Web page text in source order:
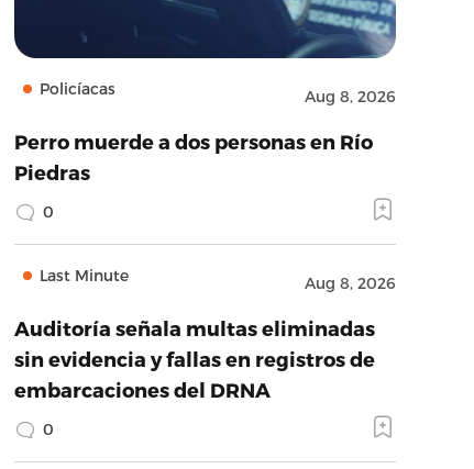
Policíacas Aug 8, 2026
Perro muerde a dos personas en Río
Piedras
0
Last Minute Aug 8, 2026
Auditoría señala multas eliminadas
sin evidencia y fallas en registros de
embarcaciones del DRNA
0